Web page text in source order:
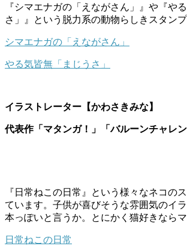
『シマエナガの「えながさん」』や『や
さ」』という脱力系の動物らしきスタンプ
シマエナガの「えながさん」
やる気皆無「まじうさ」
イラストレーター【かわさきみな】
代表作「マタンガ！」「バルーンチャレン
『日常ねこの日常』という様々なネコの
ています。子供が喜びそうな雰囲気のイ
本っぽいと言うか。とにかく猫好きならマ
日常ねこの日常